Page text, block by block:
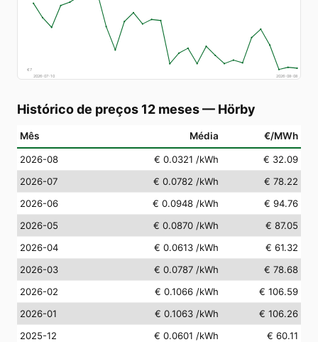
€7
2026-07-10
2026-08-08
Histórico de preços 12 meses— Hörby
Mês Média €/MWh
2026-08 € 0.0321 /kWh
€ 32.09
2026-07
€ 0.0782 /kWh
€ 78.22
2026-06
€ 0.0948 /kWh
€ 94.76
2026-05
€ 0.0870 /kWh
€ 87.05
2026-04
€ 0.0613 /kWh
€ 61.32
2026-03
€ 0.0787 /kWh
€ 78.68
2026-02
€ 0.1066 /kWh
€ 106.59
2026-01
€ 0.1063 /kWh
€ 106.26
2025-12
€ 0.0601 /kWh
€ 60.11